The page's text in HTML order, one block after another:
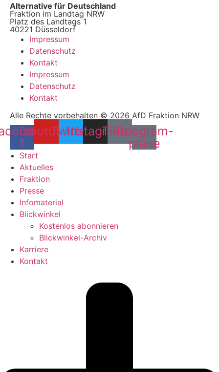
Alternative für Deutschland
Fraktion im Landtag NRW
Platz des Landtags 1
40221 Düsseldorf
Impressum
Datenschutz
Kontakt
Impressum
Datenschutz
Kontakt
Alle Rechte vorbehalten © 2026 AfD Fraktion NRW
f
YoutubeTwitter
Instagram
Tiktok
Telegram-
plane
Start
Aktuelles
Fraktion
Presse
Infomaterial
Blickwinkel
Kostenlos abonnieren
Blickwinkel-Archiv
Karriere
Kontakt